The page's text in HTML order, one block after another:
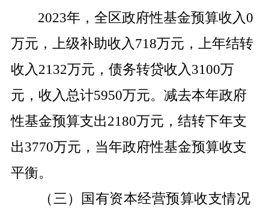
2023年，全区政府性基金预算收入0
万元，上级补助收入718万元，上年结转
收入2132万元，债务转贷收入3100万
元，收入总计5950万元。减去本年政府
性基金预算支出2180万元，结转下年支
出3770万元，当年政府性基金预算收支
平衡。
（三）国有资本经营预算收支情况